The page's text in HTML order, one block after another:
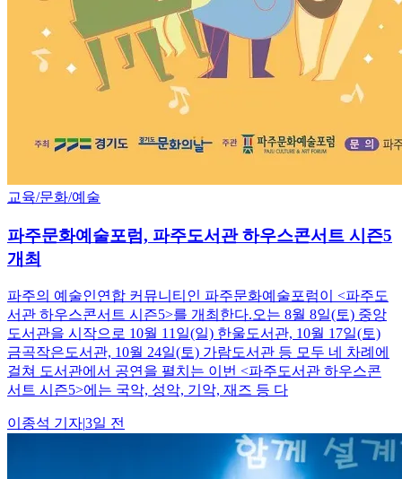
교육/문화/예술
파주문화예술포럼, 파주도서관 하우스콘서트 시즌5
개최
파주의 예술인연합 커뮤니티인 파주문화예술포럼이 <파주도
서관 하우스콘서트 시즌5>를 개최한다.오는 8월 8일(토) 중앙
도서관을 시작으로 10월 11일(일) 한울도서관, 10월 17일(토)
금곡작은도서관, 10월 24일(토) 가람도서관 등 모두 네 차례에
걸쳐 도서관에서 공연을 펼치는 이번 <파주도서관 하우스콘
서트 시즌5>에는 국악, 성악, 기악, 재즈 등 다
이종석 기자|3일 전